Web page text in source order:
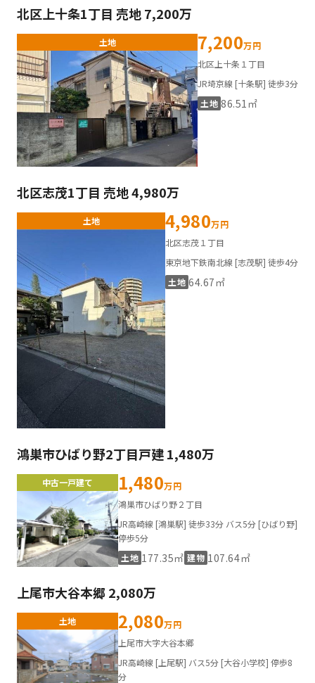
北区上十条1丁目 売地 7,200万
土地 7,200万円
北区上十条１丁目
JR埼京線 [十条駅] 徒歩3分
土地 86.51㎡
北区志茂1丁目 売地 4,980万
土地 4,980万円
北区志茂１丁目
東京地下鉄南北線 [志茂駅] 徒歩4分
土地 64.67㎡
鴻巣市ひばり野2丁目戸建 1,480万
中古一戸建て 1,480万円
鴻巣市ひばり野２丁目
JR高崎線 [鴻巣駅] 徒歩33分 バス5分 [ひばり野]
停歩5分
土地 177.35㎡ 建物 107.64㎡
上尾市大谷本郷 2,080万
土地 2,080万円
上尾市大字大谷本郷
JR高崎線 [上尾駅] バス5分 [大谷小学校] 停歩8
分